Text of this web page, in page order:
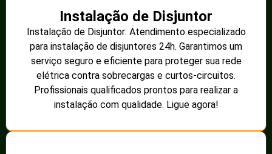
Instalação de Disjuntor
Instalação de Disjuntor: Atendimento especializado
para instalação de disjuntores 24h. Garantimos um
serviço seguro e eficiente para proteger sua rede
elétrica contra sobrecargas e curtos-circuitos.
Profissionais qualificados prontos para realizar a
instalação com qualidade. Ligue agora!